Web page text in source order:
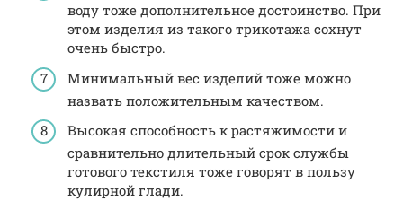
воду тоже дополнительное достоинство. При
этом изделия из такого трикотажа сохнут
очень быстро.
Минимальный вес изделий тоже можно
назвать положительным качеством.
Высокая способность к растяжимости и
сравнительно длительный срок службы
готового текстиля тоже говорят в пользу
кулирной глади.